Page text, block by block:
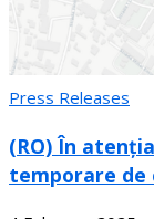
Press Releases
(RO) În
temporare de